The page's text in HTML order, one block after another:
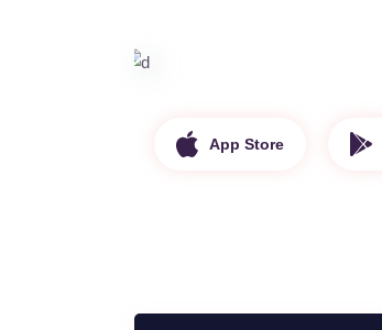
App Store